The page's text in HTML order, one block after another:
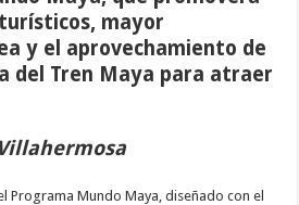
mayor
y el aprovechamiento de
del Tren Maya para atraer
Programa Mundo Maya, diseñado con el